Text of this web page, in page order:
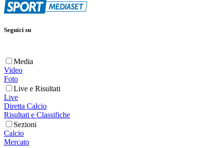
Seguici su
Media
Video
Foto
Live e Risultati
Live
Diretta Calcio
Risultati e Classifiche
Sezioni
Calcio
Mercato